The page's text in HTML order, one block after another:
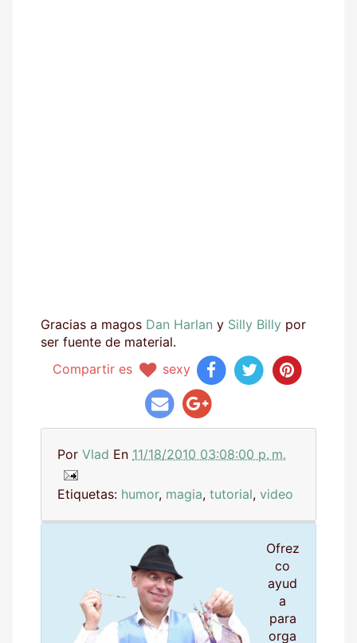
Gracias a magos Dan Harlan y Silly Billy por
ser fuente de material.
Compartir es
sexy
Por Vlad En 11/18/2010 03:08:00 p. m.
Etiquetas: humor, magia, tutorial, video
Ofrez
co
ayud
a
para
orga